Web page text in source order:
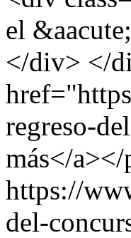
el
</div> </
regreso-
más</a></
https://
del-